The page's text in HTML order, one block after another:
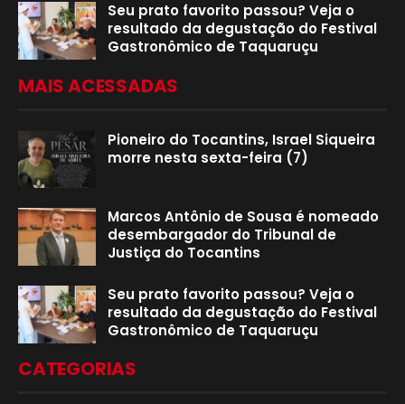
Seu prato favorito passou? Veja o
resultado da degustação do Festival
Gastronômico de Taquaruçu
MAIS ACESSADAS
Pioneiro do Tocantins, Israel Siqueira
morre nesta sexta-feira (7)
Marcos Antônio de Sousa é nomeado
desembargador do Tribunal de
Justiça do Tocantins
Seu prato favorito passou? Veja o
resultado da degustação do Festival
Gastronômico de Taquaruçu
CATEGORIAS